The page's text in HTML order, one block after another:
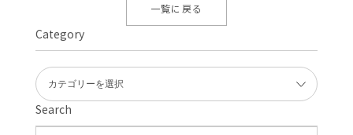
一覧に戻る
Search
Category